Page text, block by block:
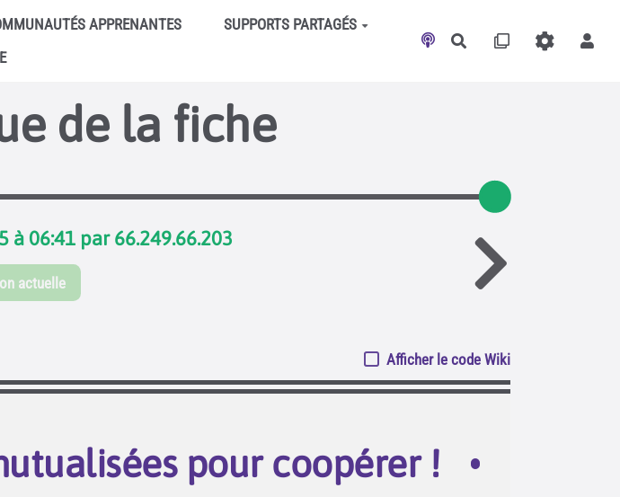
APPRENANTES
SUPPORTS PARTAGÉS
Rechercher
de la fiche
à 06:41 par 66.249.66.203
actuelle
Afficher le code Wiki
pour coopérer !